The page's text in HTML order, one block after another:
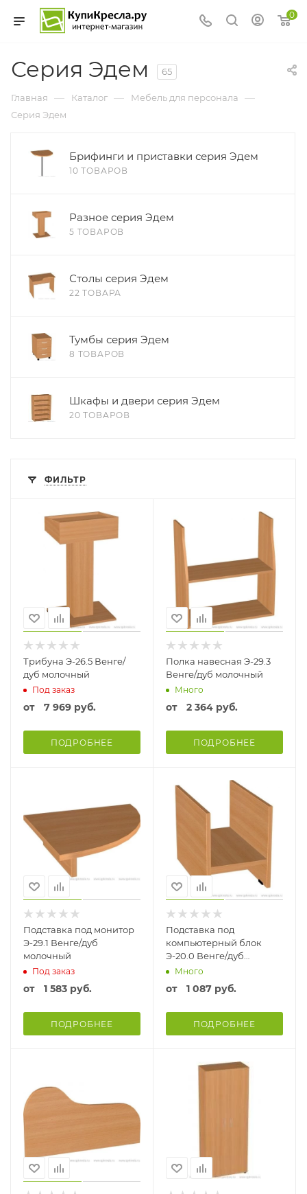
0
Серия Эдем 65
Главная — Каталог — Мебель для персонала —
Серия Эдем
Брифинги и приставки серия Эдем
10 ТОВАРОВ
Разное серия Эдем
5 ТОВАРОВ
Столы серия Эдем
22 ТОВАРА
Тумбы серия Эдем
8 ТОВАРОВ
Шкафы и двери серия Эдем
20 ТОВАРОВ
ФИЛЬТР
Трибуна Э-26.5 Венге/
дуб молочный
Под заказ
от 7 969 руб.
ПОДРОБНЕЕ
Полка навесная Э-29.3
Венге/дуб молочный
Много
от 2 364 руб.
ПОДРОБНЕЕ
Подставка под монитор
Э-29.1 Венге/дуб
молочный
Под заказ
от 1 583 руб.
ПОДРОБНЕЕ
Подставка под
компьютерный блок
Э-20.0 Венге/дуб
молочный
Много
от 1 087 руб.
ПОДРОБНЕЕ